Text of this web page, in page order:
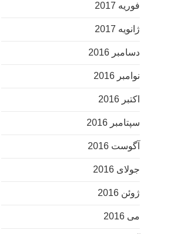
فوریه 2017
ژانویه 2017
دسامبر 2016
نوامبر 2016
اکتبر 2016
سپتامبر 2016
آگوست 2016
جولای 2016
ژوئن 2016
می 2016